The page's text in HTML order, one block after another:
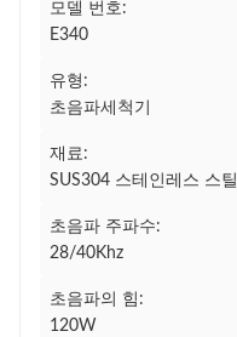
모델 번호:
E340
유형:
초음파세척기
재료:
SUS304 스테인레스 스틸
초음파 주파수:
28/40Khz
초음파의 힘:
120W